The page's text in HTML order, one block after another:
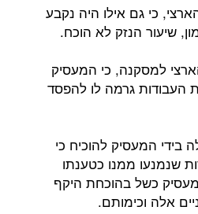
כי גם אילו היה נקבע
שיעור הנזק לא הוכח.
למסקנה, כי המעסיק
העבודות גרמה לו להפסד
בידי המעסיק להוכיח כי
שנמנעו ממנו כטענתו
כשל בהוכחת היקף
אלה וכימותם.